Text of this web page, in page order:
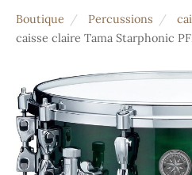
Boutique Percussions
caisse claire Tama Starphonic